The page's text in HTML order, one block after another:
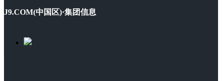
J9.COM(中国区)·集团信息